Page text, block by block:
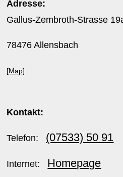
Adresse:
Gallus-Zembroth-Strasse
78476 Allensbach
[Map]
Kontakt:
Telefon: (07533) 50 91
Internet: Homepage